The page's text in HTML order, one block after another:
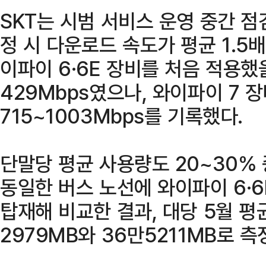
SKT는 시범 서비스 운영 중간
정 시 다운로드 속도가 평균 1.5
이파이 6·6E 장비를 처음 적용
429Mbps였으나, 와이파이 7 장
715~1003Mbps를 기록했다.
단말당 평균 사용량도 20~30%
동일한 버스 노선에 와이파이
탑재해 비교한 결과, 대당 5월
2979MB와 36만5211MB로 측